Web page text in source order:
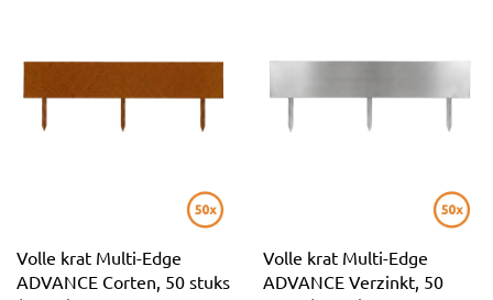
Volle krat Multi-Edge
ADVANCE Corten, 50 stuks
Volle krat Multi-Edge
ADVANCE Verzinkt, 50